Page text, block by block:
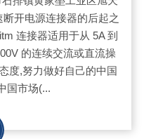
开电源连接器的后起之
连接器适用于从 5A 到
的连续交流或直流操
度,努力做好自己的中国
国市场(...